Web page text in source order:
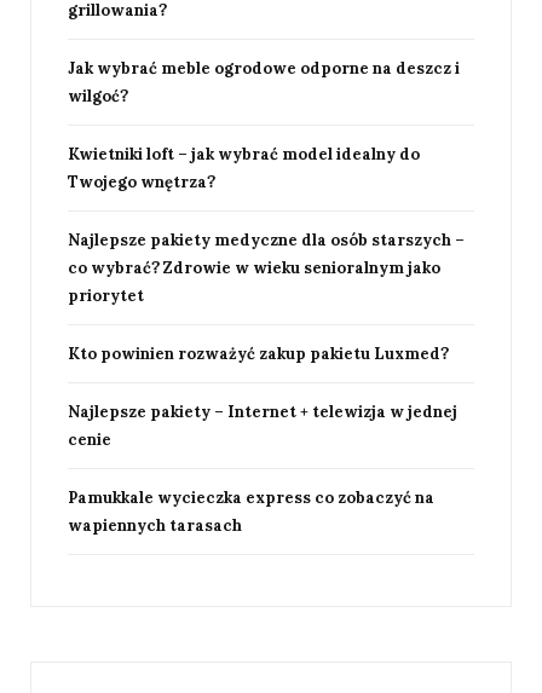
grillowania?
Jak wybrać meble ogrodowe odporne na deszcz i
wilgoć?
Kwietniki loft – jak wybrać model idealny do
Twojego wnętrza?
Najlepsze pakiety medyczne dla osób starszych –
co wybrać? Zdrowie w wieku senioralnym jako
priorytet
Kto powinien rozważyć zakup pakietu Luxmed?
Najlepsze pakiety – Internet + telewizja w jednej
cenie
Pamukkale wycieczka express co zobaczyć na
wapiennych tarasach